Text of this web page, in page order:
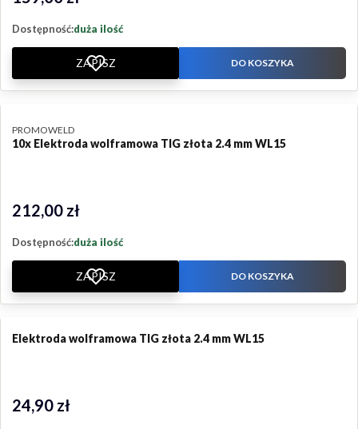
Dostępność:duża ilość
ZAPISZ DO KOSZYKA
10x Elektroda wolframowa TIG złota 2.4 mm WL15
PRODUCENT
PROMOWELD
Cena
212,00 zł
Dostępność:duża ilość
ZAPISZ DO KOSZYKA
Elektroda wolframowa TIG złota 2.4 mm WL15
Cena
24,90 zł